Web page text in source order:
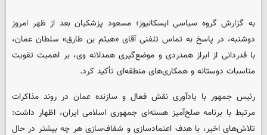
به گزارش گروه سیاسیایسکانیوز؛ مسعود پزشکیان بعد از ظهر امروز
دوشنبه، در پاسخ به تماس تلفنی آقای «هیثم بن طارق» سلطان عمان،
با قدردانی از ابراز همدردی و موضع‌گیری همدلانه وی، بر اهمیت تقویت
مناسبات دوستانه و همکاری‌های منطقه‌ای تأکید کرد.
رئیس جمهور با یادآوری نقش فعال و سازنده عمان در روند مذاکرات
مرتبط با برنامه صلح‌آمیز هسته‌ای جمهوری اسلامی ایران، اظهار داشت:
تلاش‌های اخیر، با هدف اعتمادسازی و شفاف‌سازی هر چه بیشتر در حال